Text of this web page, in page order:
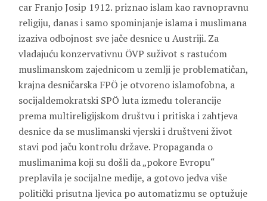
car Franjo Josip 1912. priznao islam kao ravnopravnu
religiju, danas i samo spominjanje islama i muslimana
izaziva odbojnost sve jače desnice u Austriji. Za
vladajuću konzervativnu ÖVP suživot s rastućom
muslimanskom zajednicom u zemlji je problematičan,
krajna desničarska FPÖ je otvoreno islamofobna, a
socijaldemokratski SPÖ luta između tolerancije
prema multireligijskom društvu i pritiska i zahtjeva
desnice da se muslimanski vjerski i društveni život
stavi pod jaču kontrolu države. Propaganda o
muslimanima koji su došli da „pokore Evropu“
preplavila je socijalne medije, a gotovo jedva više
politički prisutna ljevica po automatizmu se optužuje